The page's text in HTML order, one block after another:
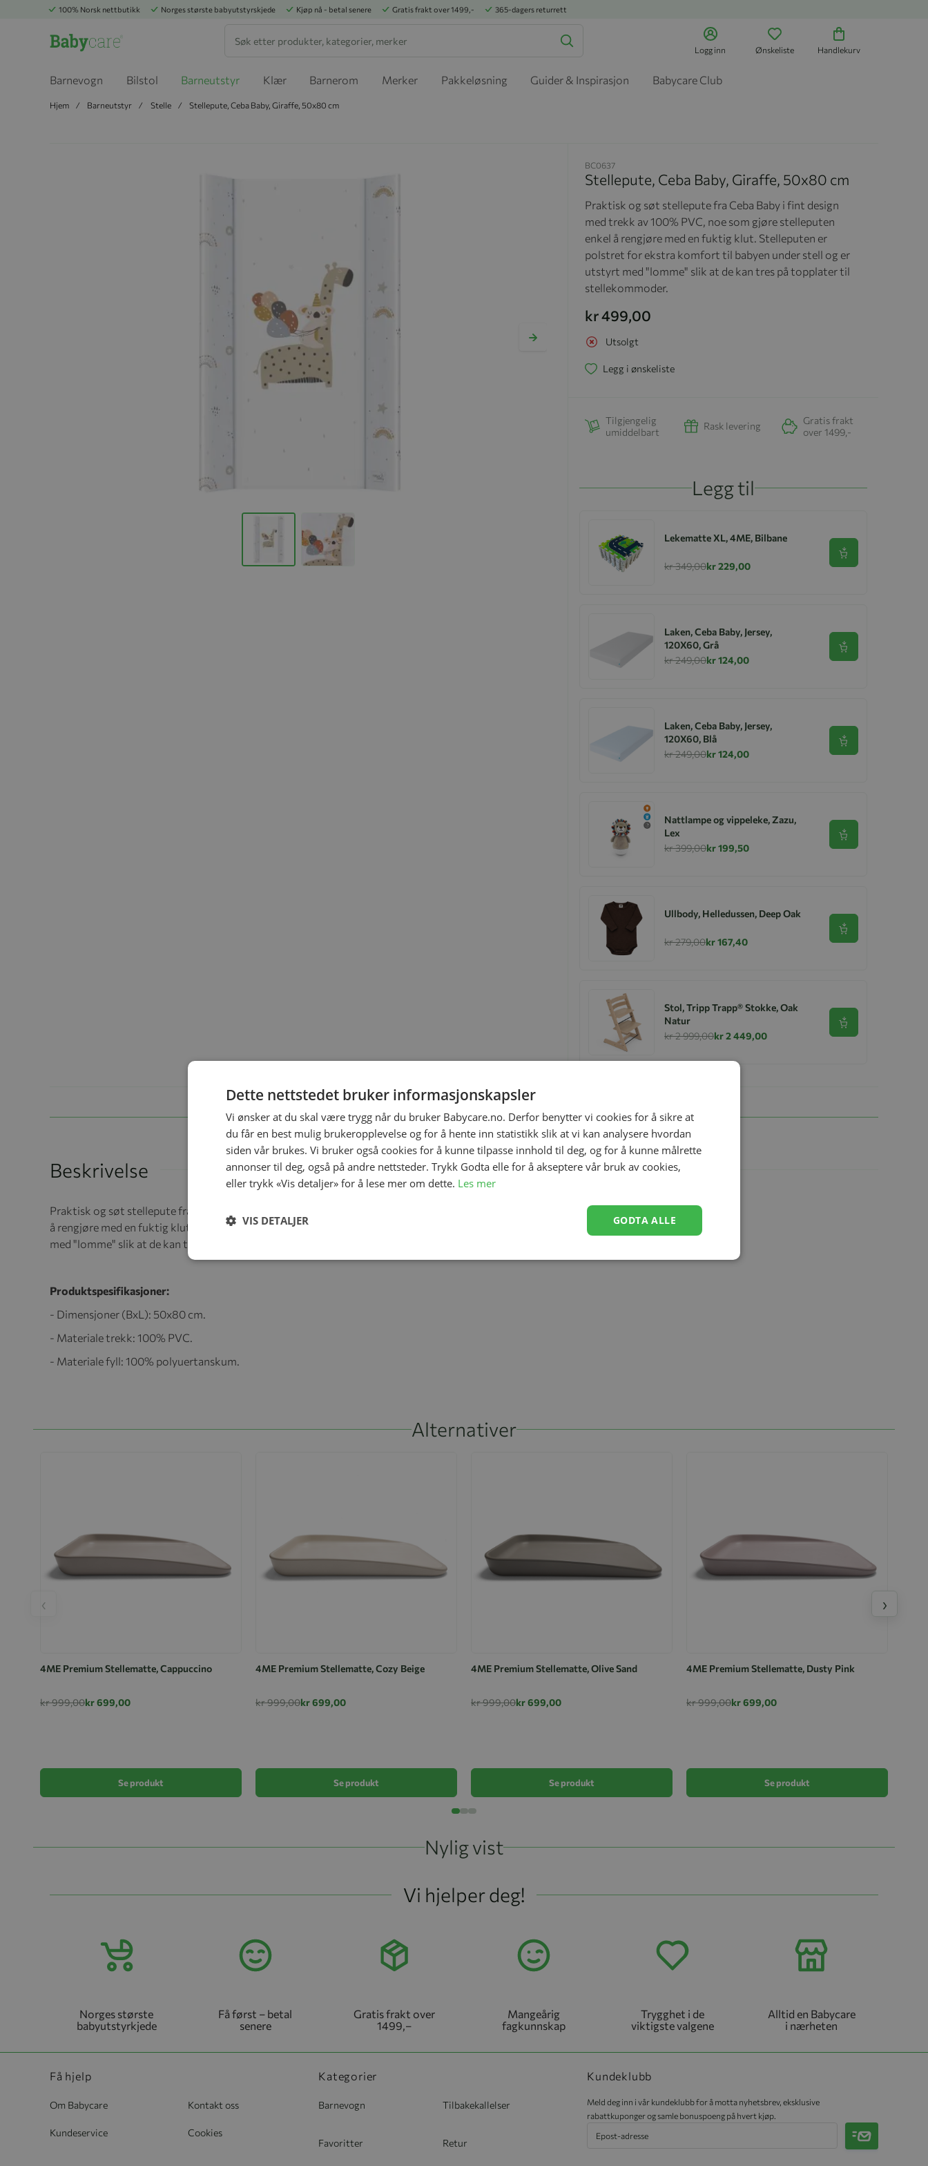
100% Norsk nettbutikk Norges største babyutstyrskjede Kjøp nå - betal senere Gratis frakt over 1499,- 365-dagers returrett
Logg inn Ønskeliste Handlekurv
Barnevogn Bilstol Barneutstyr Klær Barnerom Merker Pakkeløsning Guider & Inspirasjon Babycare Club
Hjem Barneutstyr Stelle Stellepute, Ceba Baby, Giraffe, 50x80 cm
BC0637
Stellepute, Ceba Baby, Giraffe, 50x80 cm
Praktisk og søt stellepute fra Ceba Baby i fint design
med trekk av 100% PVC, noe som gjøre stelleputen
enkel å rengjøre med en fuktig klut. Stelleputen er
polstret for ekstra komfort til babyen under stell og er
utstyrt med "lomme" slik at de kan tres på topplater til
stellekommoder.
kr 499,00
Utsolgt
Legg i ønskeliste
Tilgjengelig
umiddelbart
Rask levering
Gratis frakt
over 1499,-
Legg til
Lekematte XL, 4ME, Bilbane
kr 349,00kr 229,00
Se produkt
Laken, Ceba Baby, Jersey,
120X60, Grå
kr 249,00kr 124,00
Se produkt
Laken, Ceba Baby, Jersey,
120X60, Blå
kr 249,00kr 124,00
Se produkt
Nattlampe og vippeleke, Zazu,
Lex
kr 399,00kr 199,50
Se produkt
Ullbody, Helledussen, Deep Oak
kr 279,00kr 167,40
Se produkt
Stol, Tripp Trapp® Stokke, Oak
Natur
kr 2 999,00kr 2 449,00
Se produkt
Beskrivelse
Praktisk og søt stellepute fra Ceba Baby i fint design med trekk av 100% PVC, noe som gjøre stelleputen enkel
å rengjøre med en fuktig klut. Stelleputen er polstret for ekstra komfort til babyen under stell og er utstyrt
med "lomme" slik at de kan tres på topplater til stellekommoder.
Produktspesifikasjoner:
- Dimensjoner (BxL): 50x80 cm.
- Materiale trekk: 100% PVC.
- Materiale fyll: 100% polyuertanskum.
Relaterte produkter
Alternativer
4ME Premium Stellematte, Cappuccino
kr 999,00kr 699,00
Se produkt
4ME Premium Stellematte, Cozy Beige
kr 999,00kr 699,00
Se produkt
4ME Premium Stellematte, Olive Sand
kr 999,00kr 699,00
Se produkt
4ME Premium Stellematte, Dusty Pink
kr 999,00kr 699,00
Se produkt
‹ ›
Nylig vist
Vi hjelper deg!
Norges største
babyutstyrkjede
Få først – betal
senere
Gratis frakt over
1499,–
Mangeårig
fagkunnskap
Trygghet i de
viktigste valgene
Alltid en Babycare
i nærheten
Få hjelp
Om Babycare Kontakt oss
Kundeservice Cookies
Kategorier
Barnevogn Tilbakekallelser
Favoritter Retur
Kundeklubb
Meld deg inn i vår kundeklubb for å motta nyhetsbrev, eksklusive
rabattkuponger og samle bonuspoeng på hvert kjøp.
Meld på
Dette nettstedet bruker informasjonskapsler
Vi ønsker at du skal være trygg når du bruker Babycare.no. Derfor benytter vi cookies for å sikre at
du får en best mulig brukeropplevelse og for å hente inn statistikk slik at vi kan analysere hvordan
siden vår brukes. Vi bruker også cookies for å kunne tilpasse innhold til deg, og for å kunne målrette
annonser til deg, også på andre nettsteder. Trykk Godta elle for å akseptere vår bruk av cookies,
eller trykk «Vis detaljer» for å lese mer om dette. Les mer
GODTA ALLE
VIS DETALJER